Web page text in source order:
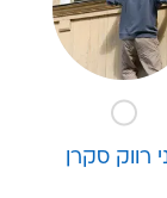
רווק סקרן